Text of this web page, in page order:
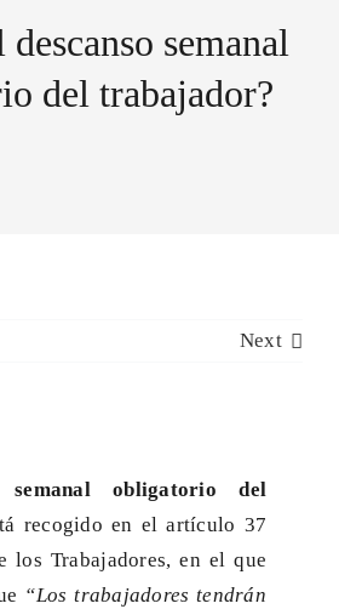
SERVICIOS
descanso semanal
del trabajador?
Next
semanal obligatorio del
recogido en el artículo 37
los Trabajadores, en el que
“Los trabajadores tendrán